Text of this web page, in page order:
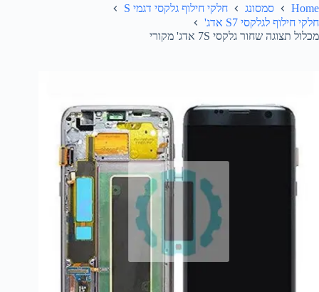
Home סמסונג
חלקי חילוף גלקסי דגמי S
חלקי חילוף לגלקסי S7 אדג'
מכלול תצוגה שחור גלקסי 7S אדג' מקורי